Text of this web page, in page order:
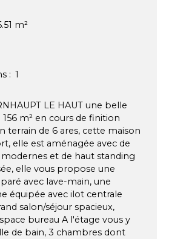
m²
: 1
LE HAUT une belle
m² en cours de finition
terrain de 6 ares, cette maison
elle est aménagée avec de
et de haut standing
elle vous propose une
avec lave-main, une
équipée avec ilot centrale
salon/séjour spacieux,
bureau A l'étage vous y
de bain, 3 chambres dont